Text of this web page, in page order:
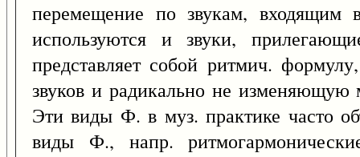
перемещение по звукам, входящим
используются и звуки,
представляет собой ритмич.
звуков и радикально не изменяющую
Эти виды Ф. в муз. практике часто
виды Ф., напр.